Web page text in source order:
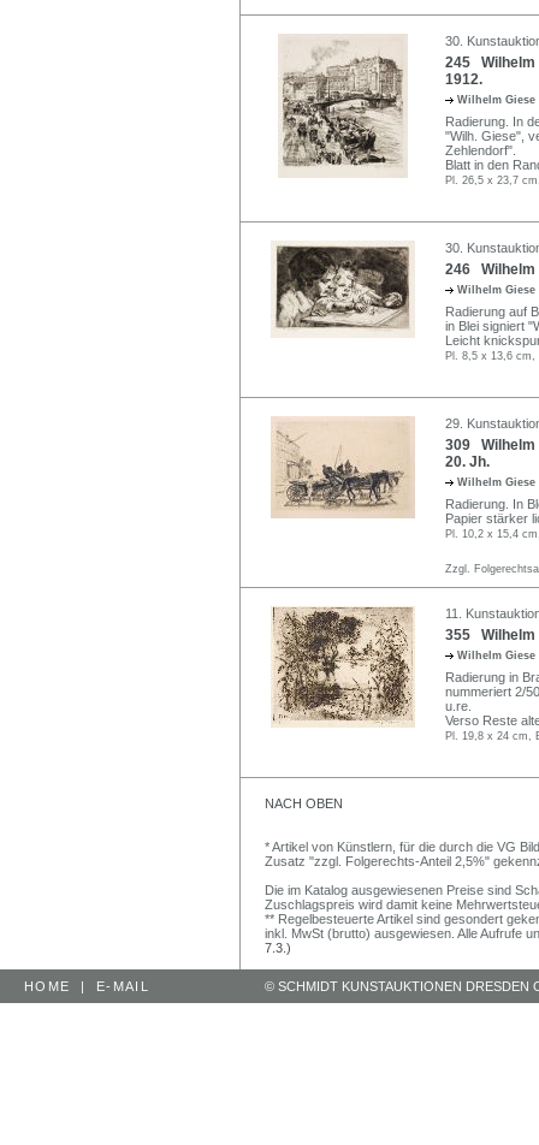
30.
245 Wilhelm
1912.
Wilhelm Giese
Radierung. In
"Wilh. Giese",
Zehlendorf".
Blatt in den
Pl. 26,5 x 23,7
30.
246 Wilhelm
Wilhelm Giese
Radierung auf
in Blei signiert
Leicht
Pl. 8,5 x 13,6
29.
309 Wilhelm
20. Jh.
Wilhelm Giese
Radierung. In
Papier stärker
Pl. 10,2 x 15,4
Zzgl.
11.
355 Wilhelm
Wilhelm Giese
Radierung in
nummeriert 2/
u.re.
Verso Reste
Pl. 19,8 x 24 cm,
NACH OBEN
* Artikel von Künstlern, für die durch die VG
Zusatz "zzgl. Folgerechts-Anteil 2,5%"
Die im Katalog ausgewiesenen Preise sind
Zuschlagspreis wird damit keine
** Regelbesteuerte Artikel sind gesondert
inkl. MwSt (brutto) ausgewiesen. Alle Aufrufe
7.3.)
HOME | E-MAIL © SCHMIDT KUNSTAUKTIONEN DRESDEN